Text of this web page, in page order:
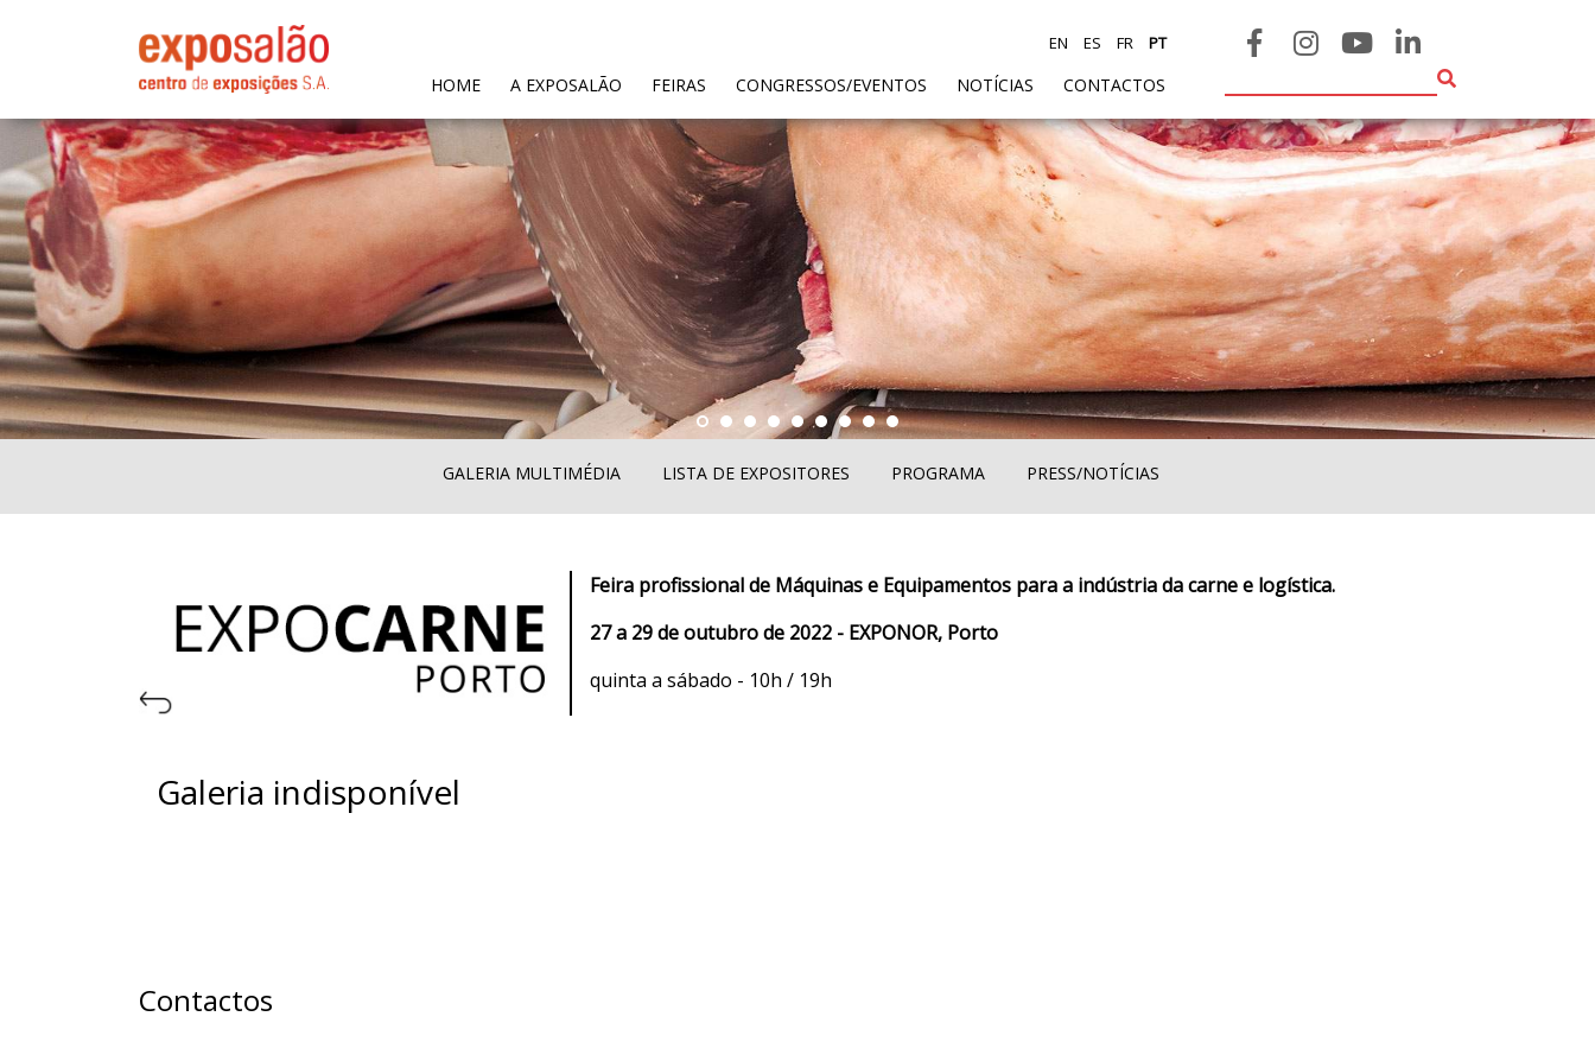
HOME(CURRENT)
A EXPOSALÃO FEIRAS CONGRESSOS/EVENTOS NOTÍCIAS CONTACTOS
EN ES FR PT
GALERIA MULTIMÉDIA LISTA DE EXPOSITORES PROGRAMA PRESS/NOTÍCIAS
Feira profissional de Máquinas e Equipamentos para a indústria da carne e logística.
27 a 29 de outubro de 2022 - EXPONOR, Porto
quinta a sábado - 10h / 19h
Galeria indisponível
Contactos